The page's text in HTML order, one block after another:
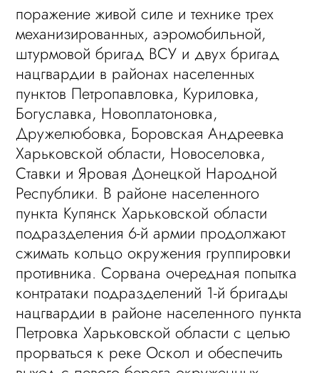
поражение живой силе и технике трех
механизированных, аэромобильной,
штурмовой бригад ВСУ и двух бригад
нацгвардии в районах населенных
пунктов Петропавловка, Куриловка,
Богуславка, Новоплатоновка,
Дружелюбовка, Боровская Андреевка
Харьковской области, Новоселовка,
Ставки и Яровая Донецкой Народной
Республики. В районе населенного
пункта Купянск Харьковской области
подразделения 6-й армии продолжают
сжимать кольцо окружения группировки
противника. Сорвана очередная попытка
контратаки подразделений 1-й бригады
нацгвардии в районе населенного пункта
Петровка Харьковской области с целью
прорваться к реке Оскол и обеспечить